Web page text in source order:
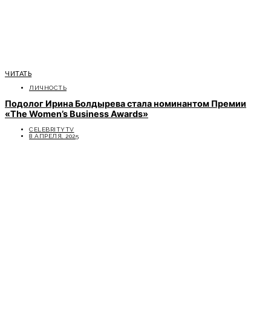
ЧИТАТЬ
ЛИЧНОСТЬ
Подолог Ирина Болдырева стала номинантом Премии
«The Women’s Business Awards»
CELEBRITYTV
8 АПРЕЛЯ, 2025